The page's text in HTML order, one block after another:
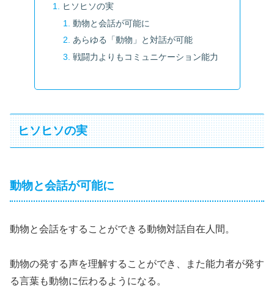
ヒソヒソの実
動物と会話が可能に
あらゆる「動物」と対話が可能
戦闘力よりもコミュニケーション能力
ヒソヒソの実
動物と会話が可能に
動物と会話をすることができる動物対話自在人間。
動物の発する声を理解することができ、また能力者が発す
る言葉も動物に伝わるようになる。